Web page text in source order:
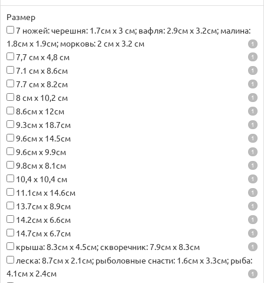
Размер
7 ножей: черешня: 1.7cм х 3 см; вафля: 2.9cм х 3.2cм; малина:
1.8cм х 1.9cм; морковь: 2 см х 3.2 см
1
7,7 см х 4,8 см 1
7.1 см х 8.6cм 1
7.7 см х 8.2cм 1
8 см х 10,2 см 1
8.6cм х 12см 1
9.3cм х 18.7cм 1
9.6cм х 14.5cм 1
9.6cм х 9.9cм 1
9.8cм х 8.1cм 1
10,4 х 10,4 cм 1
11.1cм х 14.6cм 1
13.7cм х 8.9cм 1
14.2cм х 6.6cм 1
14.7cм х 6.7cм 1
крыша: 8.3cм х 4.5cм; скворечник: 7.9cм х 8.3cм 1
леска: 8.7cм х 2.1cм; рыболовные снасти: 1.6cм х 3.3cм; рыба:
4.1cм х 2.4cм
1